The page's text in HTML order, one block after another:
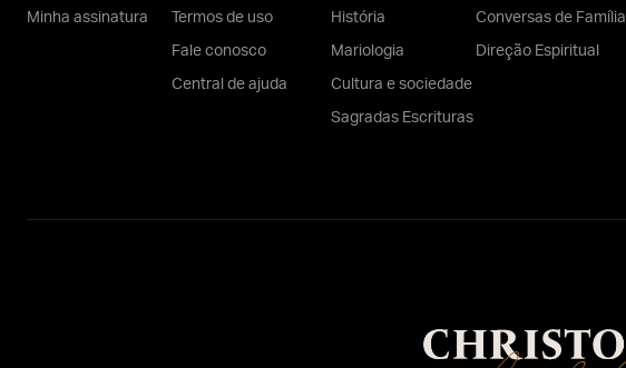
Minha assinatura Termos de uso
Fale conosco
Central de ajuda
História
Mariologia
Cultura e sociedade
Sagradas Escrituras
Conversas de Família
Direção Espiritual